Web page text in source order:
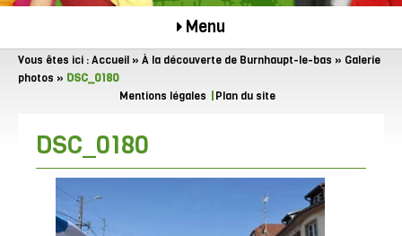
Menu
Vous êtes ici :Accueil » À la découverte de Burnhaupt-le-bas » Galerie
photos » DSC_0180
Mentions légales
Plan du site
DSC_0180